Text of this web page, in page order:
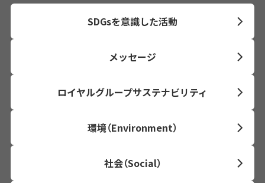
SDGsを意識した活動
メッセージ
ロイヤルグループサステナビリティ
環境（Environment）
社会（Social）